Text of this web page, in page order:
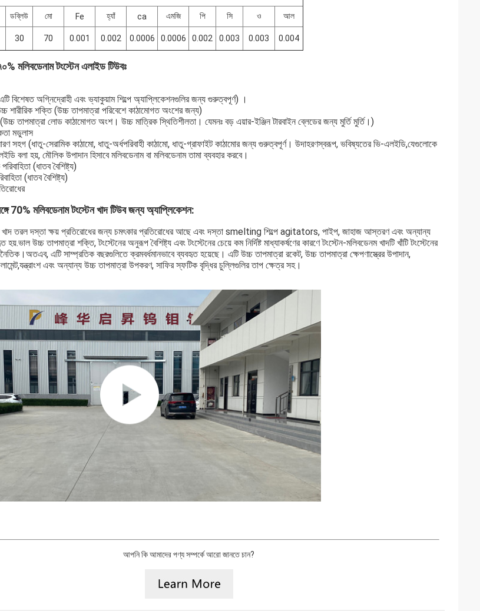
ডব্লিউ মো Fe হ্যাঁ ca এমজি পি সি ও আল
30 70 0.001 0.002 0.0006 0.0006 0.002 0.003 0.003 0.004
মলিবডেনাম টংস্টেন এলাইড টিউবঃ
বিশেষত অগ্নিদ্রোহী এবং ভ্যাকুয়াম শিল্পে অ্যাপ্লিকেশনগুলির জন্য গুরুত্বপূর্ণ) ।
শারীরিক শক্তি (উচ্চ তাপমাত্রা পরিবেশে কাঠামোগত অংশের জন্য)
তাপমাত্রা লোড কাঠামোগত অংশ। উচ্চ মাত্রিক স্থিতিশীলতা। যেমনঃ বড় এয়ার-ইঞ্জিন টারবাইন ব্লেডের জন্য মুর্তি মুর্তি।)
মডুলাস
সহগ (ধাতু-সেরামিক কাঠামো, ধাতু-অর্ধপরিবাহী কাঠামো, ধাতু-গ্রাফাইট কাঠামোর জন্য গুরুত্বপূর্ণ। উদাহরণস্বরূপ, ভবিষ্যতের ভি-এলইডি,যেগুলোকে
বলা হয়, মৌলিক উপাদান হিসাবে মলিবডেনাম বা মলিবডেনাম তামা ব্যবহার করবে।
(ধাতব বৈশিষ্ট্য)
(ধাতব বৈশিষ্ট্য)
70% মলিবডেনাম টংস্টেন খাদ টিউব জন্য অ্যাপ্লিকেশন:
খাদ তরল দস্তা ক্ষয় প্রতিরোধের জন্য চমৎকার প্রতিরোধের আছে এবং দস্তা smelting শিল্পে agitators, পাইপ, জাহাজ আস্তরণ এবং অন্যান্য
হয়.ভাল উচ্চ তাপমাত্রা শক্তি, টংস্টেনের অনুরূপ বৈশিষ্ট্য এবং টংস্টেনের চেয়ে কম নির্দিষ্ট মাধ্যাকর্ষণের কারণে টংস্টেন-মলিবডেনম খাদটি খাঁটি টংস্টেনের
এটি সাম্প্রতিক বছরগুলিতে ক্রমবর্ধমানভাবে ব্যবহৃত হয়েছে। এটি উচ্চ তাপমাত্রা রকেট, উচ্চ তাপমাত্রা ক্ষেপণাস্ত্রের উপাদান,
এবং অন্যান্য উচ্চ তাপমাত্রা উপকরণ, সাফির স্ফটিক বৃদ্ধির চুল্লিগুলির তাপ ক্ষেত্র সহ।
আপনি কি আমাদের পণ্য সম্পর্কে আরো জানতে চান?